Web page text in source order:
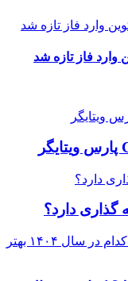
وارد فاز تازه شد